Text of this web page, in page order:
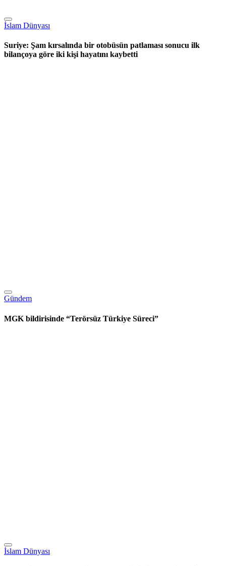
İslam Dünyası
Suriye: Şam kırsalında bir otobüsün patlaması sonucu ilk
bilançoya göre iki kişi hayatını kaybetti
Gündem
MGK bildirisinde “Terörsüz Türkiye Süreci”
İslam Dünyası